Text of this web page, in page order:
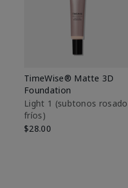
TimeWise® Matte 3D
Foundation
Light 1​ (subtonos
fríos)
$28.00